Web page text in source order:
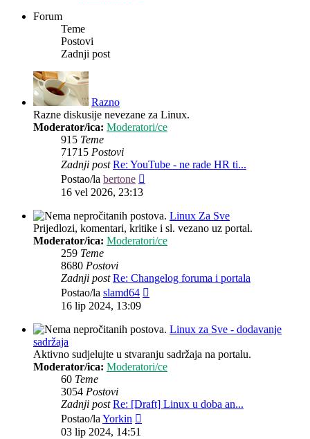
Forum
Teme
Postovi
Zadnji post
Razno
Razne diskusije nevezane za Linux.
Moderator/ica: Moderatori/ce
915 Teme
71715 Postovi
Zadnji post Re: YouTube - ne rade HR ti...
Postao/la bertone
16 vel 2026, 23:13
Linux Za Sve
Prijedlozi, komentari, kritike i sl. vezano uz portal.
Moderator/ica: Moderatori/ce
259 Teme
8680 Postovi
Zadnji post Re: Changelog foruma i portala
Postao/la slamd64
16 lip 2024, 13:09
Linux za Sve - dodavanje
sadržaja
Aktivno sudjelujte u stvaranju sadržaja na portalu.
Moderator/ica: Moderatori/ce
60 Teme
3054 Postovi
Zadnji post Re: [Draft] Linux u doba an...
Postao/la Yorkin
03 lip 2024, 14:51